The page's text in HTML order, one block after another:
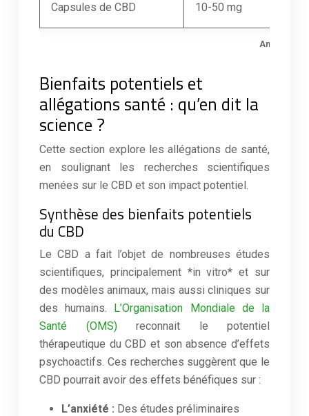
Analyse
Capsules de CBD 10-50 mg
Bienfaits potentiels et
allégations santé : qu’en dit la
science ?
Cette section explore les allégations de santé,
en soulignant les recherches scientifiques
menées sur le CBD et son impact potentiel.
Synthèse des bienfaits potentiels
du CBD
Le CBD a fait l’objet de nombreuses études
scientifiques, principalement *in vitro* et sur
des modèles animaux, mais aussi cliniques sur
des humains. L’Organisation Mondiale de la
Santé (OMS) reconnait le potentiel
thérapeutique du CBD et son absence d’effets
psychoactifs. Ces recherches suggèrent que le
CBD pourrait avoir des effets bénéfiques sur :
L’anxiété : Des études préliminaires